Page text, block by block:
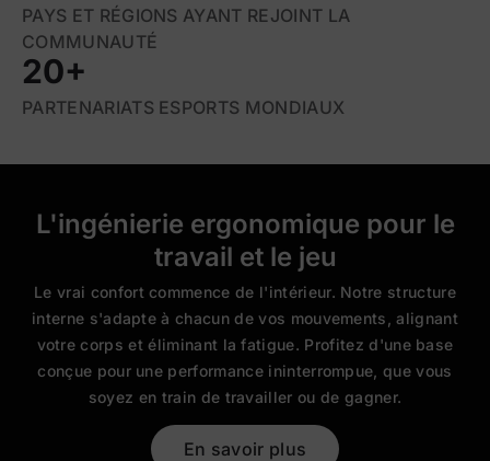
PAYS ET RÉGIONS AYANT REJOINT LA
COMMUNAUTÉ
20+
PARTENARIATS ESPORTS MONDIAUX
L'ingénierie ergonomique pour le
travail et le jeu
Le vrai confort commence de l'intérieur. Notre structure
interne s'adapte à chacun de vos mouvements, alignant
votre corps et éliminant la fatigue. Profitez d'une base
conçue pour une performance ininterrompue, que vous
soyez en train de travailler ou de gagner.
En savoir plus